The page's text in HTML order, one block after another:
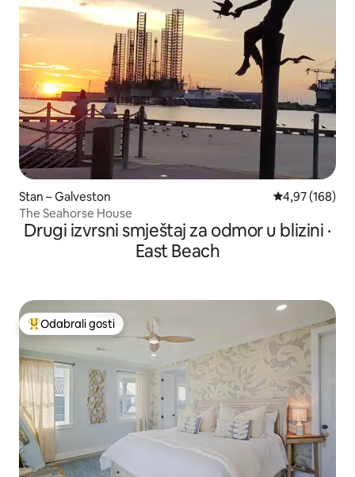
Stan – Galveston Prosječna
4,97 (168)
The Seahorse House
Drugi izvrsni smještaj za odmor u blizini ·
East Beach
Među najviše rangiranima s oznakom „Odabrali gosti”
Odabrali gosti